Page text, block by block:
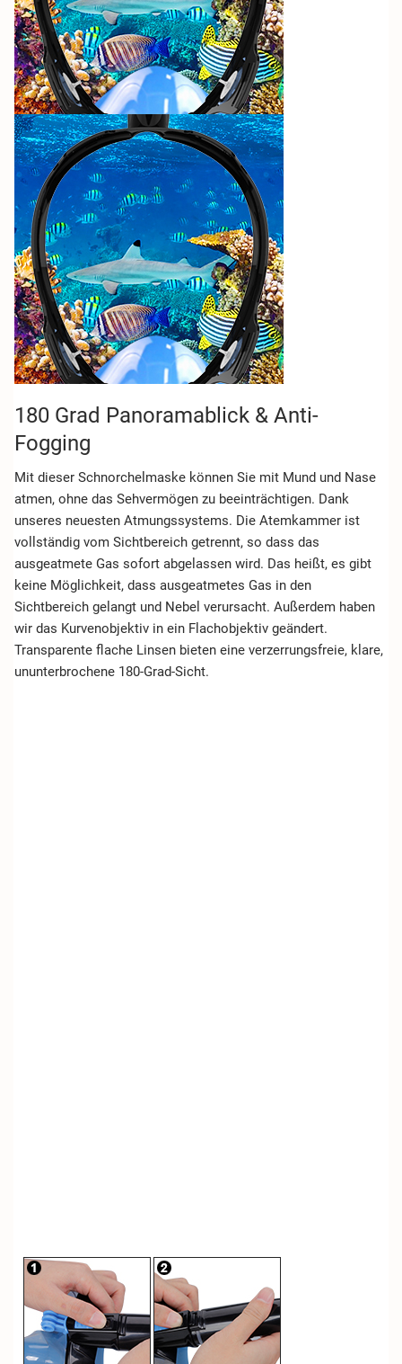
180 Grad Panoramablick & Anti-
Fogging
Mit dieser Schnorchelmaske können Sie mit Mund und Nase
atmen, ohne das Sehvermögen zu beeinträchtigen. Dank
unseres neuesten Atmungssystems. Die Atemkammer ist
vollständig vom Sichtbereich getrennt, so dass das
ausgeatmete Gas sofort abgelassen wird. Das heißt, es gibt
keine Möglichkeit, dass ausgeatmetes Gas in den
Sichtbereich gelangt und Nebel verursacht. Außerdem haben
wir das Kurvenobjektiv in ein Flachobjektiv geändert.
Transparente flache Linsen bieten eine verzerrungsfreie, klare,
ununterbrochene 180-Grad-Sicht.